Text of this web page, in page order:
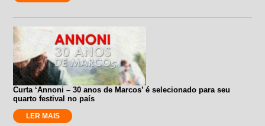
Curta ‘Annoni – 30 anos de Marcos’ é selecionado para seu
quarto festival no país
LER MAIS